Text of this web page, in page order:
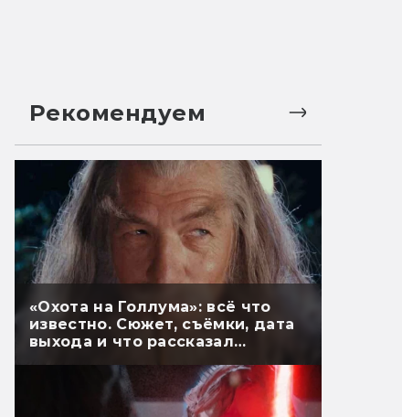
Рекомендуем
«Охота на Голлума»: всё что
известно. Сюжет, съёмки, дата
выхода и что рассказал